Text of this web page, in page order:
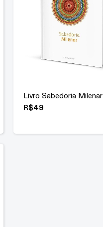
Livro Sabedoria Milenar
R$49